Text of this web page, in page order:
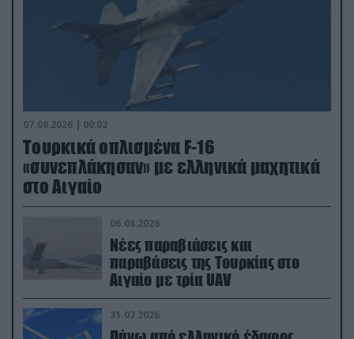
07.08.2026 | 00:02
Τουρκικά οπλισμένα F-16
«συνεπλάκησαν» με ελληνικά μαχητικά
στο Αιγαίο
06.08.2026
Νέες παραβιάσεις και
παραβάσεις της Τουρκίας στο
Αιγαίο με τρία UAV
31.07.2026